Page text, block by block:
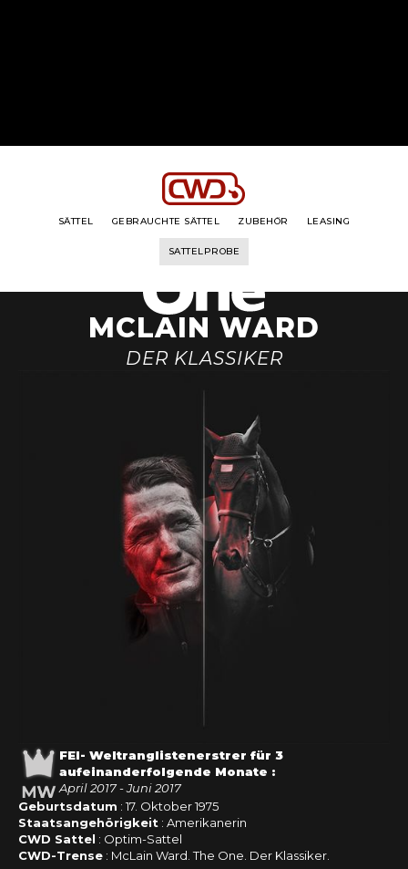
SÄTTEL GEBRAUCHTE SÄTTEL ZUBEHÖR LEASING
SATTELPROBE
MCLAIN WARD
DER KLASSIKER
FEI- Weltranglistenerstrer für 3
aufeinanderfolgende Monate :
April 2017 - Juni 2017
Geburtsdatum : 17. Oktober 1975
Staatsangehörigkeit : Amerikanerin
CWD Sattel : Optim-Sattel
CWD-Trense : McLain Ward. The One. Der Klassiker.